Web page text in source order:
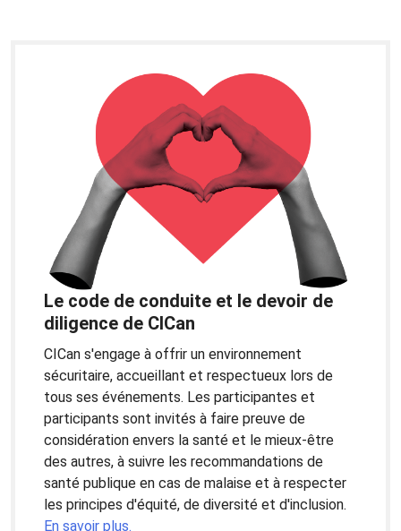
Le code de conduite et le devoir de
diligence de CICan
CICan s'engage à offrir un environnement
sécuritaire, accueillant et respectueux lors de
tous ses événements. Les participantes et
participants sont invités à faire preuve de
considération envers la santé et le mieux-être
des autres, à suivre les recommandations de
santé publique en cas de malaise et à respecter
les principes d'équité, de diversité et d'inclusion.
En savoir plus.